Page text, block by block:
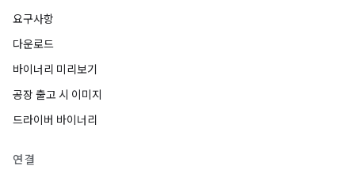
요구사항
다운로드
바이너리 미리보기
공장 출고 시 이미지
드라이버 바이너리
연결